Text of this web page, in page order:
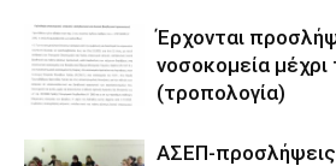
Έρχονται
νοσοκομεία
(τροπολογία)
ΑΣΕΠ-